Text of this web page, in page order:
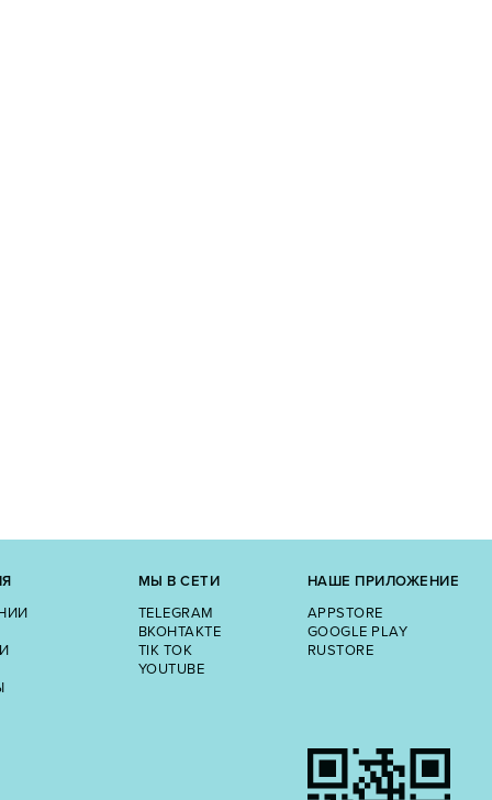
МЫ В СЕТИ
TELEGRAM
ВКОНТАКТЕ
TIK TOK
YOUTUBE
НАШЕ ПРИЛОЖЕНИЕ
APPSTORE
GOOGLE PLAY
RUSTORE